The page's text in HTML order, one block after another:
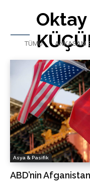
Oktay
TÜMÜ ANKASAM
Asya & Pasifik
ABD’nin